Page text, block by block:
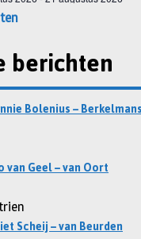
berichten
Bolenius –
van Geel – van Oort
Scheij – van Beurden